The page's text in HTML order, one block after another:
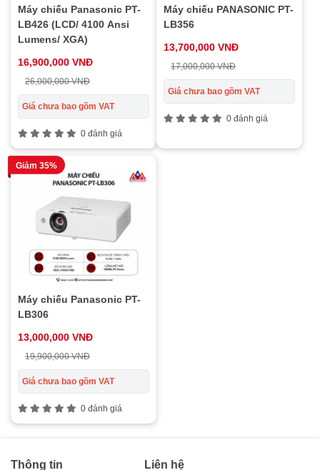
Máy chiếu Panasonic PT-
LB426 (LCD/ 4100 Ansi
Lumens/ XGA)
16,900,000 VNĐ
26,000,000 VNĐ
Giá chưa bao gồm VAT
0 đánh giá
Máy chiếu PANASONIC PT-
LB356
13,700,000 VNĐ
17,000,000 VNĐ
Giá chưa bao gồm VAT
0 đánh giá
Giảm 35%
Máy chiếu Panasonic PT-
LB306
13,000,000 VNĐ
19,900,000 VNĐ
Giá chưa bao gồm VAT
0 đánh giá
Thông tin Liên hệ